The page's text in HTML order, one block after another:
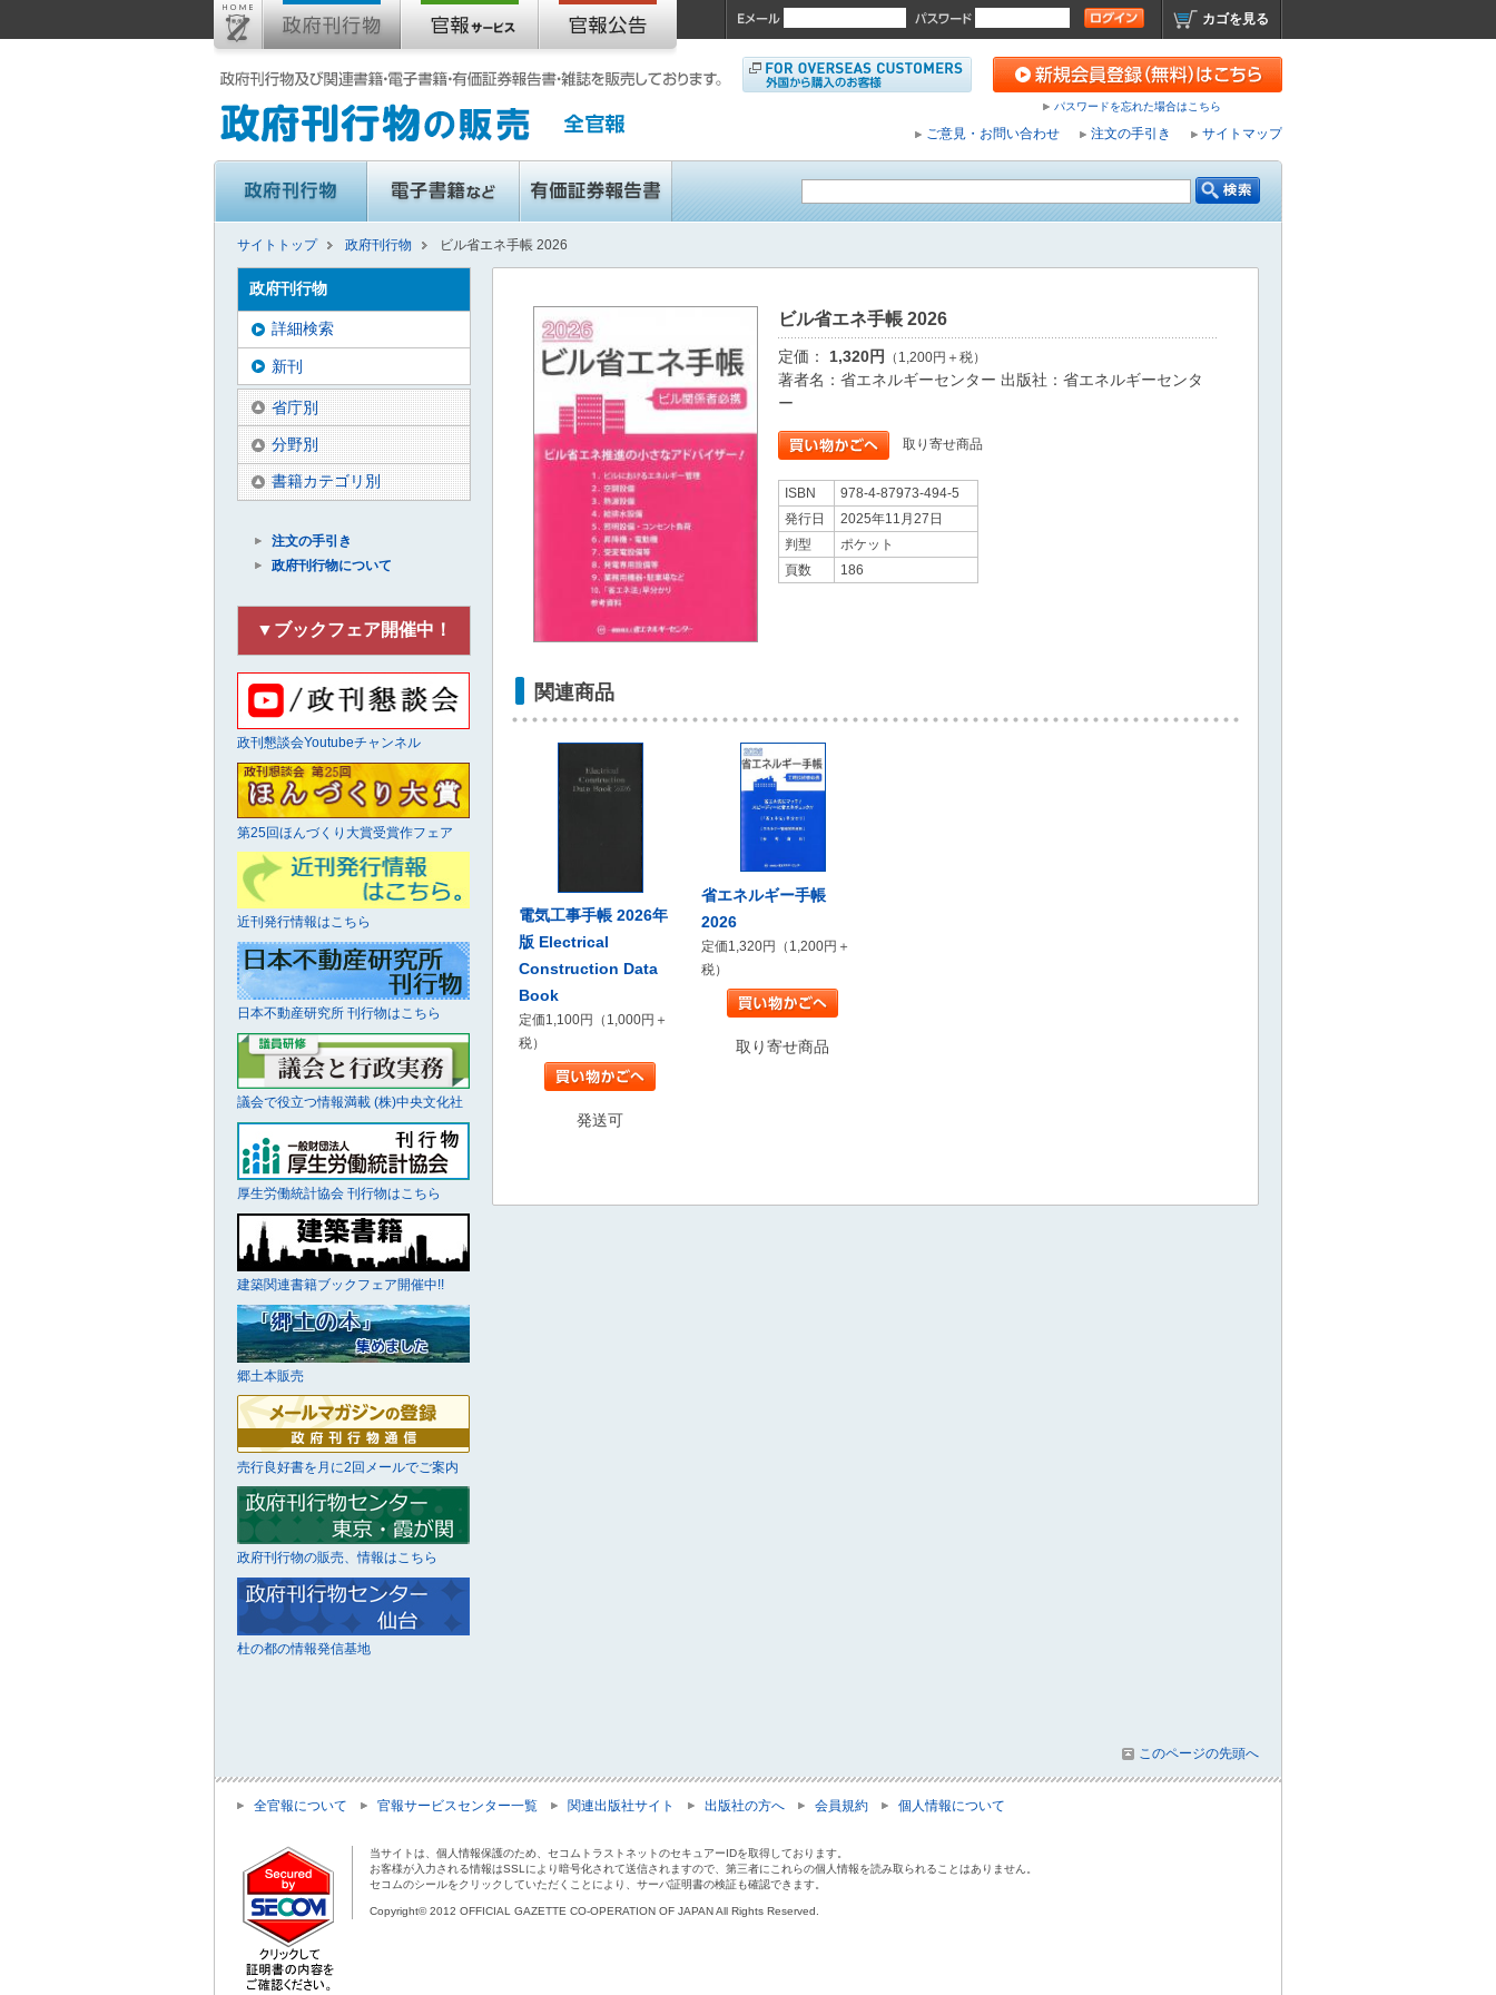
カゴを見る
パスワードを忘れた場合はこちら
ご意見・お問い合わせ 注文の手引き サイトマップ
サイトトップ 政府刊行物 ビル省エネ手帳 2026
ビル省エネ手帳 2026
定価： 1,320円 （1,200円＋税）
著者名：省エネルギーセンター 出版社：省エネルギーセンタ
ー
取り寄せ商品
ISBN
978-4-87973-494-5
発行日
2025年11月27日
判型
ポケット
頁数
186
関連商品
電気工事手帳 2026年
版 Electrical
Construction Data
Book
定価1,100円（1,000円＋
税）
発送可
省エネルギー手帳
2026
定価1,320円（1,200円＋
税）
取り寄せ商品
政府刊行物
詳細検索
新刊
省庁別
分野別
書籍カテゴリ別
注文の手引き
政府刊行物について
▼ブックフェア開催中！
政刊懇談会Youtubeチャンネル
第25回ほんづくり大賞受賞作フェア
近刊発行情報はこちら
日本不動産研究所 刊行物はこちら
議会で役立つ情報満載 (株)中央文化社
厚生労働統計協会 刊行物はこちら
建築関連書籍ブックフェア開催中!!
郷土本販売
売行良好書を月に2回メールでご案内
政府刊行物の販売、情報はこちら
杜の都の情報発信基地
このページの先頭へ
全官報について 官報サービスセンター一覧 関連出版社サイト 出版社の方へ 会員規約 個人情報について
当サイトは、個人情報保護のため、セコムトラストネットのセキュアーIDを取得しております。
お客様が入力される情報はSSLにより暗号化されて送信されますので、第三者にこれらの個人情報を読み取られることはありません。
セコムのシールをクリックしていただくことにより、サーバ証明書の検証も確認できます。
Copyright© 2012 OFFICIAL GAZETTE CO-OPERATION OF JAPAN All Rights Reserved.